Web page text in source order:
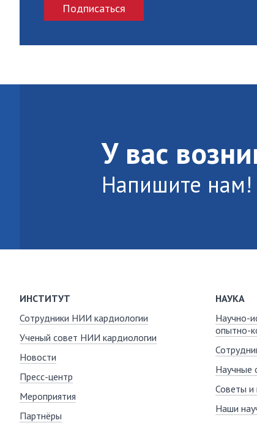
Подписаться
У вас
Напишите нам!
ИНСТИТУТ
Сотрудники НИИ кардиологии
Ученый совет НИИ кардиологии
Новости
Пресс-центр
Мероприятия
Партнёры
НАУКА
Научно-
опытно-
Научные
Советы и
Наши